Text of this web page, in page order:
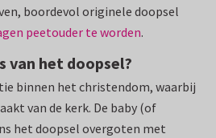
boordevol originele doopsel
peetouder te worden.
van het doopsel?
binnen het christendom, waarbij
van de kerk. De baby (of
het doopsel overgoten met